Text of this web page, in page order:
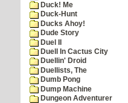
Duck! Me
Duck-Hunt
Ducks Ahoy!
Dude Story
Duel II
Duell In Cactus City
Duellin' Droid
Duellists, The
Dumb Pong
Dump Machine
Dungeon Adventurer